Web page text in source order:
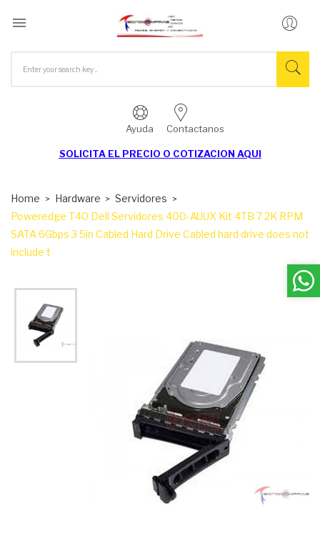

Ayuda Contactanos
SOLICITA EL PRECIO O COTIZACION AQUI
Home Hardware
Servidores
Poweredge T40 Dell Servidores 400-AUUX Kit 4TB 7 2K RPM
SATA 6Gbps 3 5in Cabled Hard Drive Cabled hard drive does not
include t